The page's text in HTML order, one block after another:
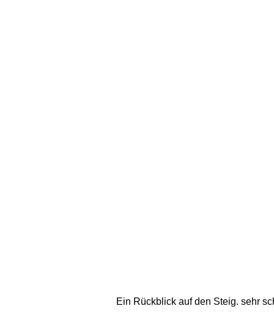
Ein Rückblick auf den Steig. sehr